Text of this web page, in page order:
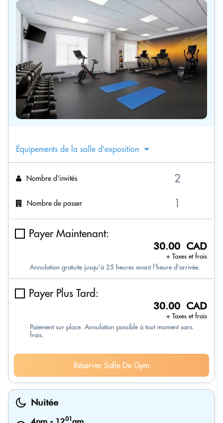
Équipements de la salle d'exposition
Nombre d'invités
Nombre de passer
Payer Maintenant:
30.00 CAD
+ Taxes et frais
Annulation gratuite jusqu'à 25 heures avant l'heure d'arrivée.
Payer Plus Tard:
30.00 CAD
+ Taxes et frais
Paiement sur place. Annulation possible à tout moment sans
frais.
Réserver Salle De Gym
Nuitée
01